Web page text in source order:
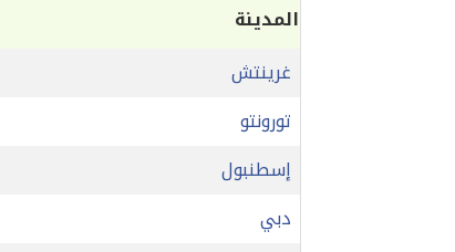
المدينة
غرينتش
تورونتو
إسطنبول
دبي